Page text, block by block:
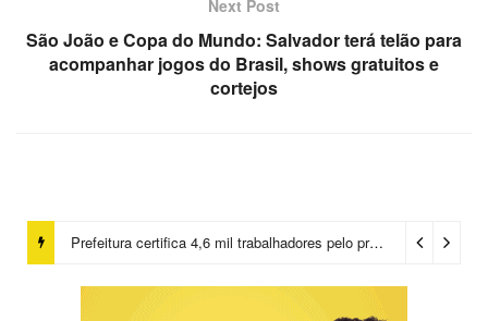
Next Post
São João e Copa do Mundo: Salvador terá telão para
acompanhar jogos do Brasil, shows gratuitos e
cortejos
Prefeitura certifica 4,6 mil trabalhadores pelo programa Treinar para Empregar e realiza Feirão de Empregabilidade